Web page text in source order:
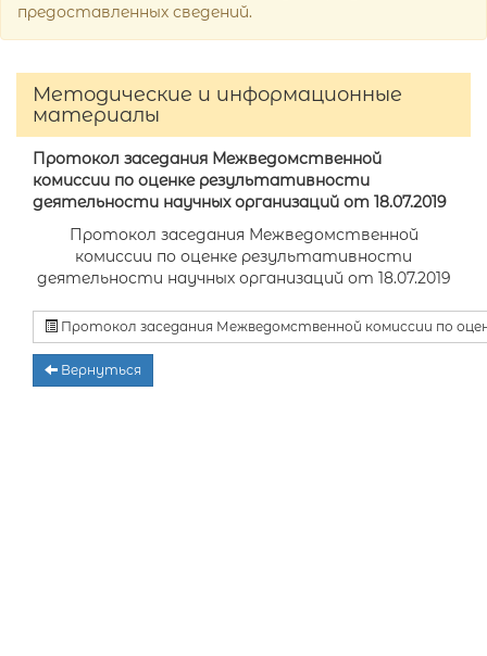
предоставленных сведений.
Методические и информационные
материалы
Протокол заседания Межведомственной
комиссии по оценке результативности
деятельности научных организаций от 18.07.2019
Протокол заседания Межведомственной
комиссии по оценке результативности
деятельности научных организаций от 18.07.2019
Протокол заседания Межведомственной комиссии по
Вернуться